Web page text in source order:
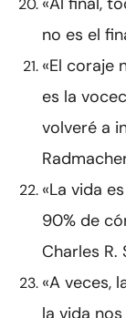
no es el
«El coraje
es la
volveré a
«La vida
90% de
Charles R.
«A veces,